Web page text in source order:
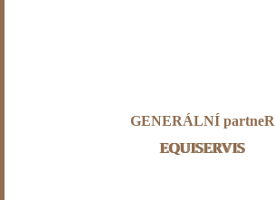
GENERÁLNÍ partneR
EQUISERVIS